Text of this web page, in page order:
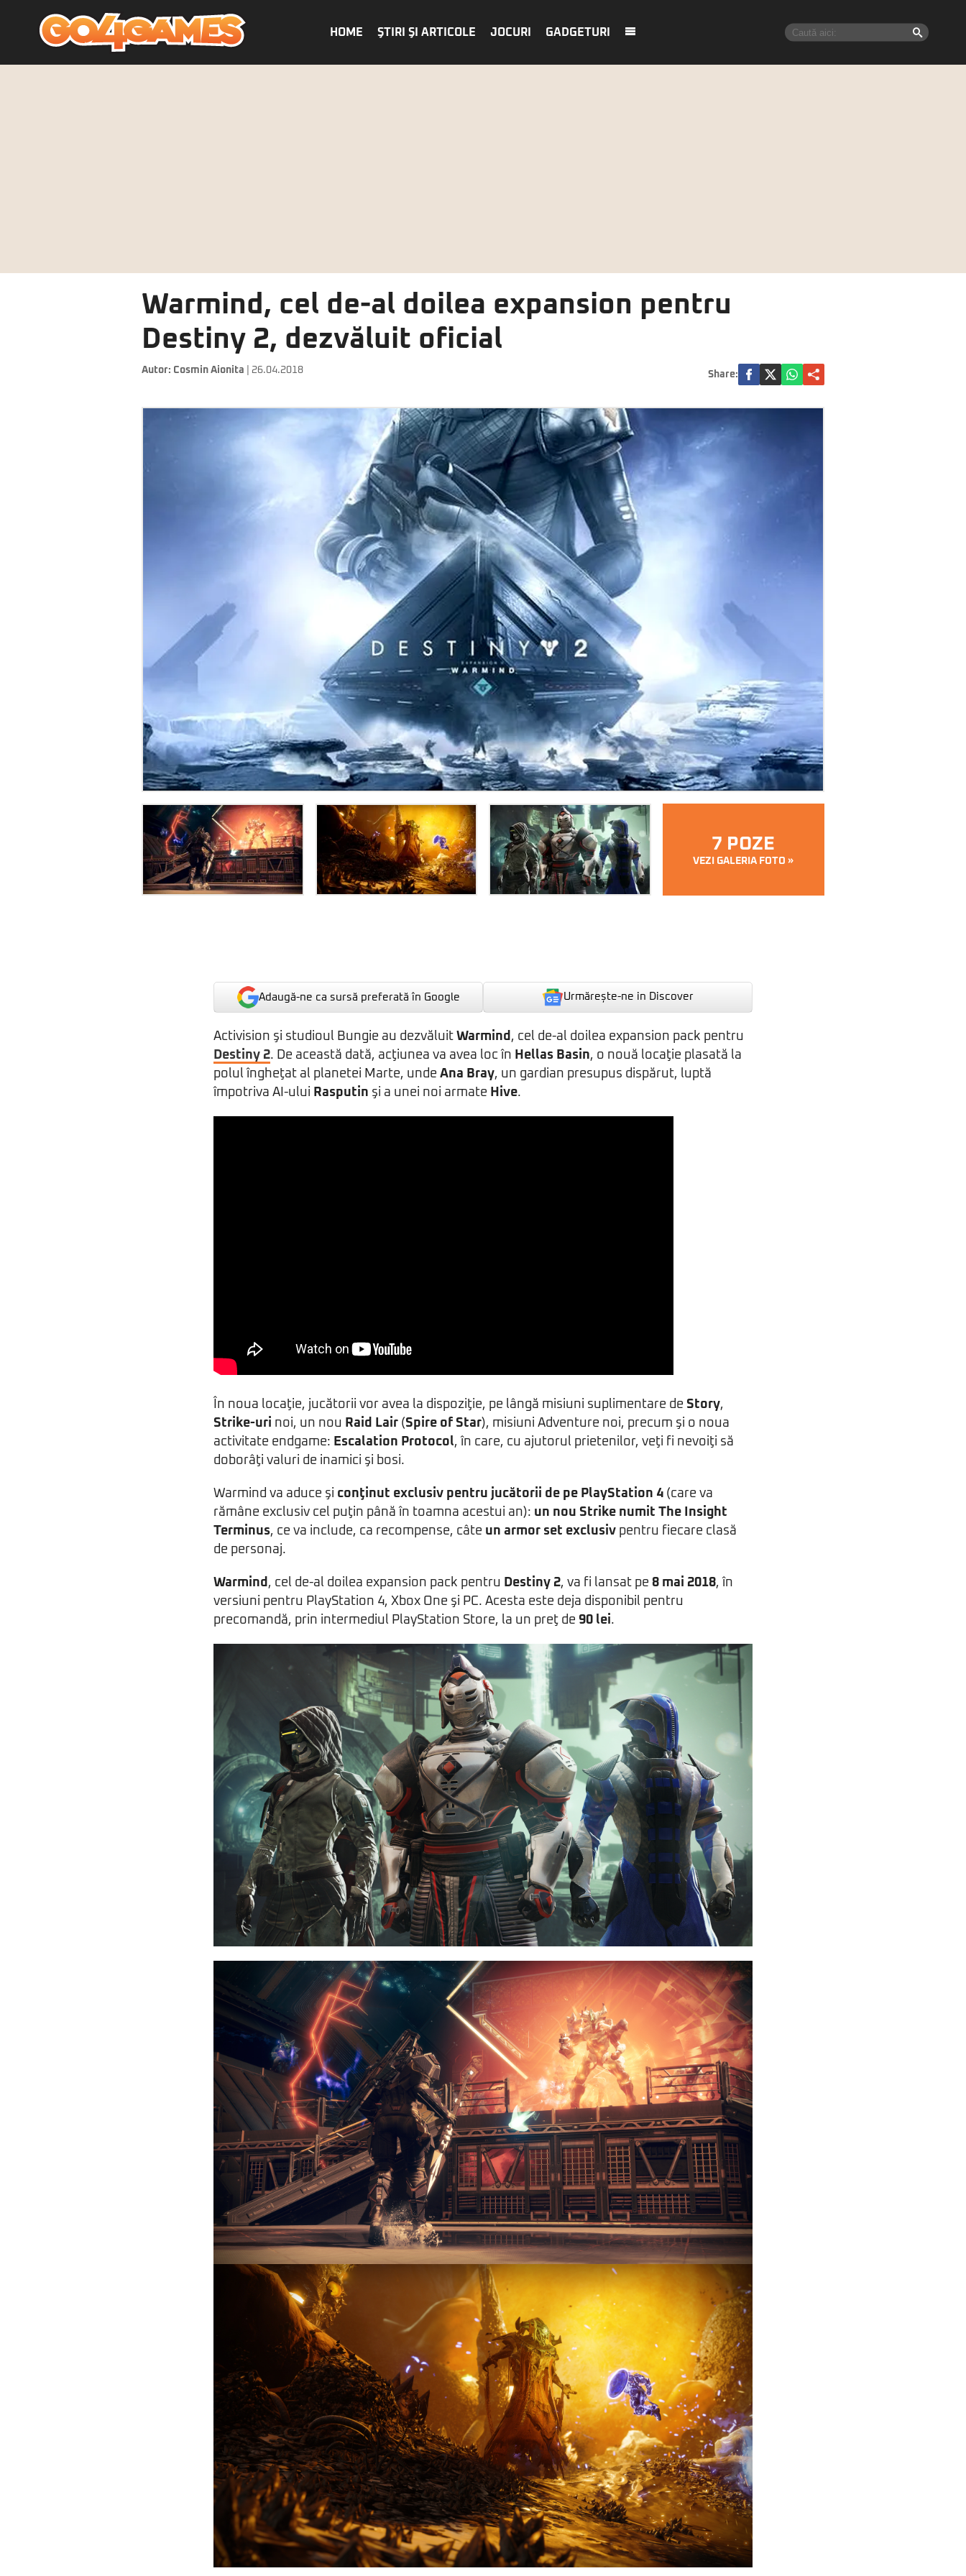
HOME ŞTIRI ŞI ARTICOLE JOCURI GADGETURI
Warmind, cel de-al doilea expansion pentru
Destiny 2, dezvăluit oficial
Autor: Cosmin Aionita | 26.04.2018 Share:
7 POZE
VEZI GALERIA FOTO »
Adaugă-ne ca sursă preferată în Google Urmărește-ne in Discover
Activision şi studioul Bungie au dezvăluit Warmind , cel de-al doilea expansion pack pentru
Destiny 2. De această dată, acţiunea va avea loc în Hellas Basin, o nouă locaţie plasată la
polul îngheţat al planetei Marte, unde Ana Bray, un gardian presupus dispărut, luptă
împotriva AI-ului Rasputin şi a unei noi armate Hive.
În noua locaţie, jucătorii vor avea la dispoziţie, pe lângă misiuni suplimentare de Story,
Strike-uri noi, un nou Raid Lair (Spire of Star), misiuni Adventure noi, precum şi o noua
activitate endgame: Escalation Protocol, în care, cu ajutorul prietenilor, veţi fi nevoiţi să
doborâţi valuri de inamici şi bosi.
Warmind va aduce şi conţinut exclusiv pentru jucătorii de pe PlayStation 4 (care va
rămâne exclusiv cel puţin până în toamna acestui an): un nou Strike numit The Insight
Terminus, ce va include, ca recompense, câte un armor set exclusiv pentru fiecare clasă
de personaj.
Warmind , cel de-al doilea expansion pack pentru Destiny 2, va fi lansat pe 8 mai 2018, în
versiuni pentru PlayStation 4, Xbox One şi PC. Acesta este deja disponibil pentru
precomandă, prin intermediul PlayStation Store, la un preţ de 90 lei.